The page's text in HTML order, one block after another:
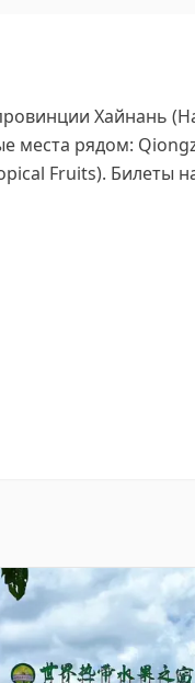
Хайнань
места рядом:
Fruits). Билеты